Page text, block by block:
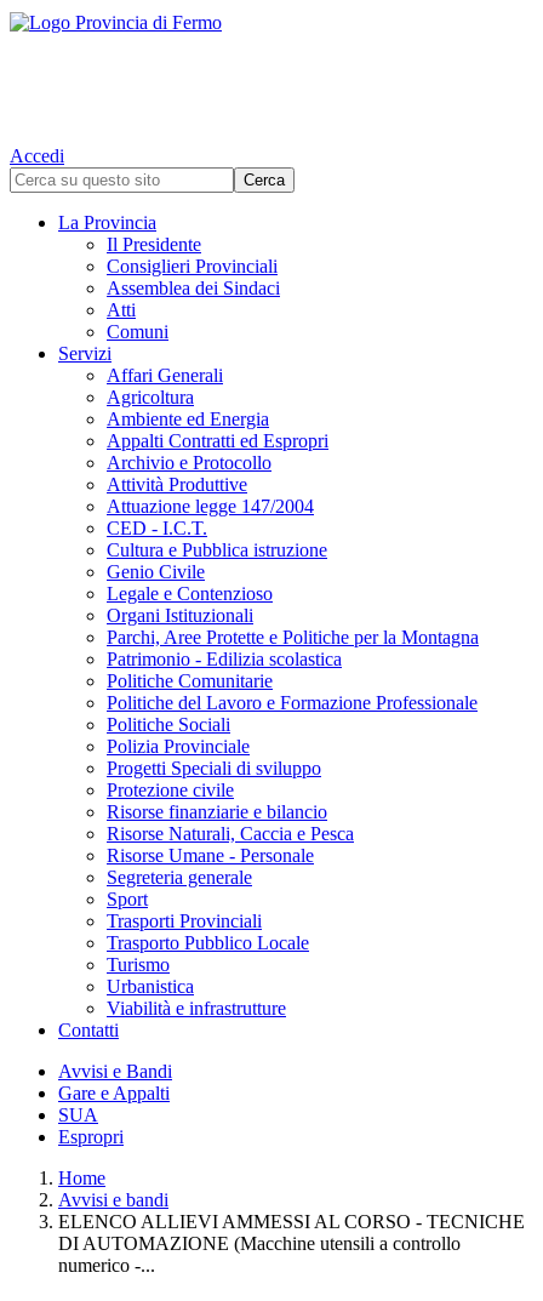
Accedi
La Provincia
Il Presidente
Consiglieri Provinciali
Assemblea dei Sindaci
Atti
Comuni
Servizi
Affari Generali
Agricoltura
Ambiente ed Energia
Appalti Contratti ed Espropri
Archivio e Protocollo
Attività Produttive
Attuazione legge 147/2004
CED - I.C.T.
Cultura e Pubblica istruzione
Genio Civile
Legale e Contenzioso
Organi Istituzionali
Parchi, Aree Protette e Politiche per la Montagna
Patrimonio - Edilizia scolastica
Politiche Comunitarie
Politiche del Lavoro e Formazione Professionale
Politiche Sociali
Polizia Provinciale
Progetti Speciali di sviluppo
Protezione civile
Risorse finanziarie e bilancio
Risorse Naturali, Caccia e Pesca
Risorse Umane - Personale
Segreteria generale
Sport
Trasporti Provinciali
Trasporto Pubblico Locale
Turismo
Urbanistica
Viabilità e infrastrutture
Contatti
Avvisi e Bandi
Gare e Appalti
SUA
Espropri
Home
Avvisi e bandi
ELENCO ALLIEVI AMMESSI AL CORSO - TECNICHE
DI AUTOMAZIONE (Macchine utensili a controllo
numerico -...